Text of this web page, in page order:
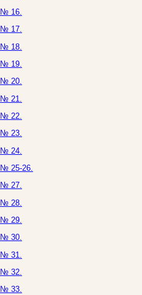
№ 16.
№ 17.
18.
№ 19.
№ 20.
21.
№ 22.
№ 23.
24.
25-26.
№ 27.
28.
29.
№ 30.
31.
32.
№ 33.